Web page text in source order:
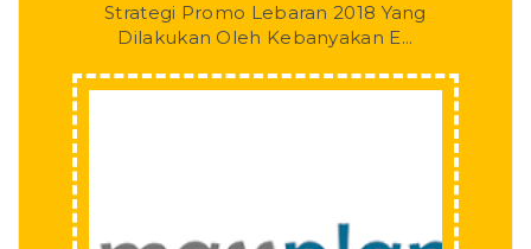
Strategi Promo Lebaran 2018 Yang
Dilakukan Oleh Kebanyakan E...